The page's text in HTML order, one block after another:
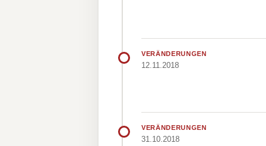
VERÄNDERUNGEN
12.11.2018
VERÄNDERUNGEN
31.10.2018